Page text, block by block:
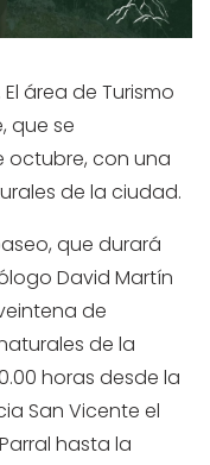
El área de Turismo
que se
octubre, con una
de la ciudad.
que durará
David Martín
de
de la
horas desde la
San Vicente el
hasta la